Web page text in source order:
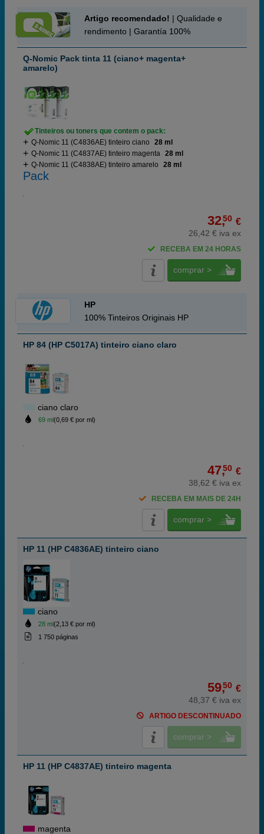
Artigo recomendado! | Qualidade e
rendimento | Garantía 100%
Q-Nomic Pack tinta 11 (ciano+ magenta+
amarelo)
Tinteiros ou toners que contem o pack:
Q-Nomic 11 (C4836AE) tinteiro ciano
28 ml
Q-Nomic 11 (C4837AE) tinteiro magenta 28 ml
Q-Nomic 11 (C4838AE) tinteiro amarelo
28 ml
Pack
32,50 €
26,42 € iva ex
RECEBA EM 24 HORAS
comprar >
HP
100% Tinteiros Originais HP
HP 84 (HP C5017A) tinteiro ciano claro
ciano claro
69 ml(0,69 € por ml)
47,50 €
38,62 € iva ex
RECEBA EM MAIS DE 24H
comprar >
HP 11 (HP C4836AE) tinteiro ciano
ciano
28 ml(2,13 € por ml)
1 750 páginas
59,50 €
48,37 € iva ex
ARTIGO DESCONTINUADO
comprar >
HP 11 (HP C4837AE) tinteiro magenta
magenta